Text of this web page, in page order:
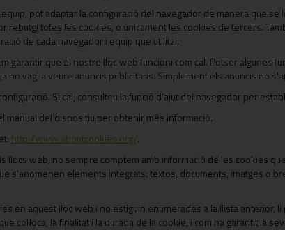
pot adaptar la configuració del navegador de manera que se
rebutgi totes les cookies, o únicament les cookies de tercers.
de cada navegador i equip que utilitzi.
garantir que el nostre lloc web funcioni com cal. Potser algunes
no vagi a veure anuncis publicitaris. Simplement els anuncis no
Si cal, consulteu la funció d'ajut del navegador per
manual del dispositiu per obtenir més informació.
http://www.aboutcookies.org/.
llocs web, no sempre comptem amb informació de les cookies
s'anomenen elements integrats: textos, documents, imatges o
en aquest lloc web i no estiguin enumerades a la llista anterior,
col·loca, la finalitat i la durada de la cookie, i com ha garantit la